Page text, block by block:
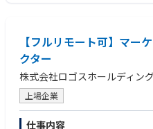
る方）
・経営陣や他部署とフラットに議
ス）」を具体的な形に落とし込める
【フルリモート可】マー
クター
株式会社ロゴスホールディン
上場企業
仕事内容